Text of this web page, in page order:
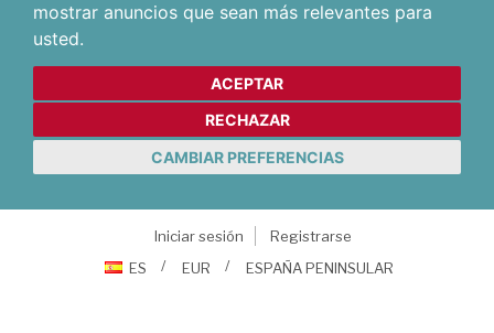
mostrar anuncios que sean más relevantes para
usted.
ACEPTAR
RECHAZAR
CAMBIAR PREFERENCIAS
Iniciar sesión
Registrarse
ES
EUR ESPAÑA PENINSULAR